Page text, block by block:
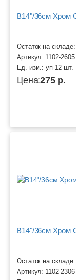
B14"/36см Хром
Остаток на складе:
Артикул: 1102-2605
Ед. изм.: уп-12 шт.
Цена:275 р.
B14"/36см Хром
Остаток на складе:
Артикул: 1102-2306